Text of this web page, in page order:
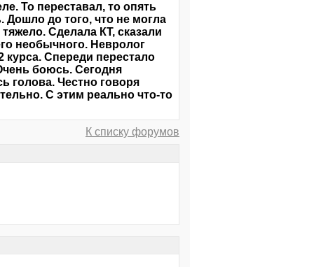
То переставал, то опять
Дошло до того, что не могла
Сделала КТ, сказали
необычного. Невролог
Спереди перестало
боюсь. Сегодня
голова. Честно говоря
С этим реально что-то
К списку форумов